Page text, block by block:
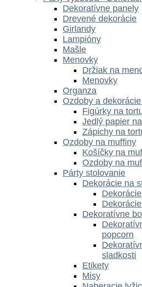
Dekoratívne panely
Drevené dekorácie
Girlandy
Lampióny
Mašle
Menovky
Držiak na
Menovky
Organza
Ozdoby a
Figúrky na
Jedlý papier
Zápichy na
Ozdoby na muffiny
Košíčky na
Ozdoby na
Párty stolovanie
Dekorácie na
Dekoratívne
popcorn
sladkosti
Etikety
Misy